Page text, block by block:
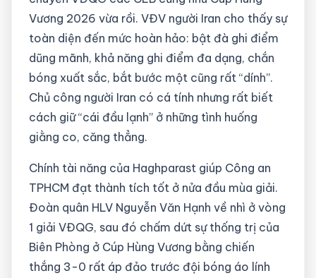
Vương 2026 vừa rồi. VĐV người Iran cho thấy sự
toàn diện đến mức hoàn hảo: bật đà ghi điểm
dũng mãnh, khả năng ghi điểm đa dạng, chắn
bóng xuất sắc, bắt bước một cũng rất “dính”.
Chủ công người Iran có cá tính nhưng rất biết
cách giữ “cái đầu lạnh” ở những tình huống
giằng co, căng thẳng.
Chính tài năng của Haghparast giúp Công an
TPHCM đạt thành tích tốt ở nửa đầu mùa giải.
Đoàn quân HLV Nguyễn Văn Hạnh về nhì ở vòng
1 giải VĐQG, sau đó chấm dứt sự thống trị của
Biên Phòng ở Cúp Hùng Vương bằng chiến
thắng 3-0 rất áp đảo trước đội bóng áo lính